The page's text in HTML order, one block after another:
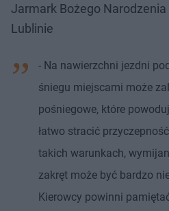
Jarmark Bożego Narodzenia
Lublinie
- Na nawierzchni jezdni
śniegu miejscami może
pośniegowe, które
łatwo stracić
takich warunkach,
zakręt może być bardzo
Kierowcy powinni